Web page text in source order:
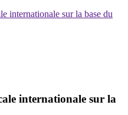
internationale sur la base du
internationale sur la